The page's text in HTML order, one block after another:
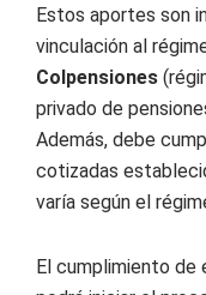
Estos aportes son
vinculación al
Colpensiones
privado de
Además, debe
cotizadas
varía según el
El cumplimiento de